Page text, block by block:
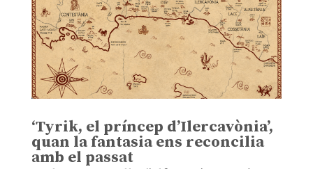
‘Tyrik, el príncep d’Ilercavònia’,
quan la fantasia ens reconcilia
amb el passat